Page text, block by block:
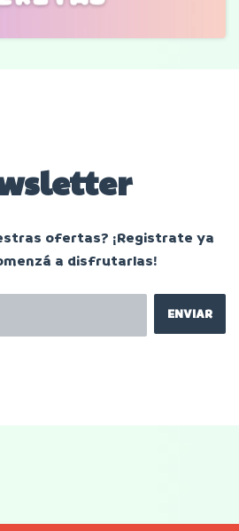
ofertas? ¡Registrate ya
a disfrutarlas!